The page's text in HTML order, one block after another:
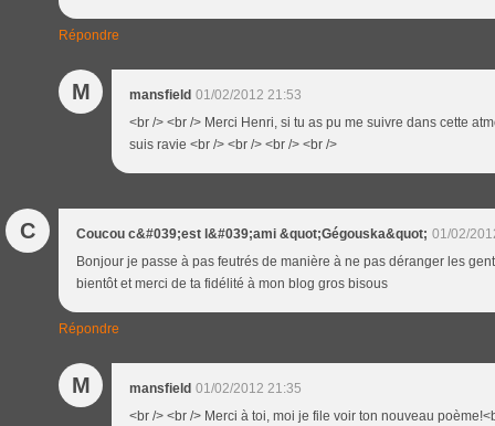
Répondre
M mansfield 01/02/2012 21:53
<br /> <br /> Merci Henri, si tu as pu me suivre dans cette
suis ravie <br /> <br /> <br /> <br />
C Coucou c&#039;est l&#039;ami &quot;Gégouska&quot; 01/02/
Bonjour je passe à pas feutrés de manière à ne pas déranger les
bientôt et merci de ta fidélité à mon blog gros bisous
Répondre
M mansfield 01/02/2012 21:35
<br /> <br /> Merci à toi, moi je file voir ton nouveau